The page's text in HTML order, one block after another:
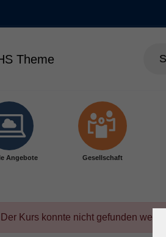
Angebote Gesellschaft
Der Kurs konnte nicht gefunden